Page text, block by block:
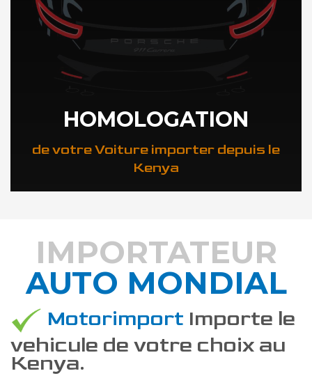
HOMOLOGATION
de votre Voiture importer depuis le
Kenya
DÉCOUVREZ COMMENT
IMPORTATEUR
AUTO MONDIAL
Motorimport Importe le
vehicule de votre choix au
Kenya.